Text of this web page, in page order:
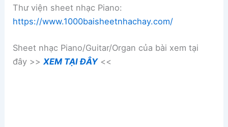
Thư viện sheet nhạc Piano:
https://www.1000baisheetnhachay.com/
Sheet nhạc Piano/Guitar/Organ của bài xem tại
đây >>XEM TẠI ĐÂY<<